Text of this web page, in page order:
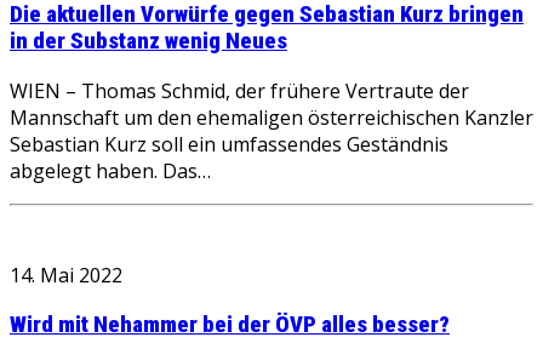
Die aktuellen Vorwürfe gegen Sebastian Kurz bringen
in der Substanz wenig Neues
WIEN – Thomas Schmid, der frühere Vertraute der
Mannschaft um den ehemaligen österreichischen Kanzler
Sebastian Kurz soll ein umfassendes Geständnis
abgelegt haben. Das…
14. Mai 2022
Wird mit Nehammer bei der ÖVP alles besser?